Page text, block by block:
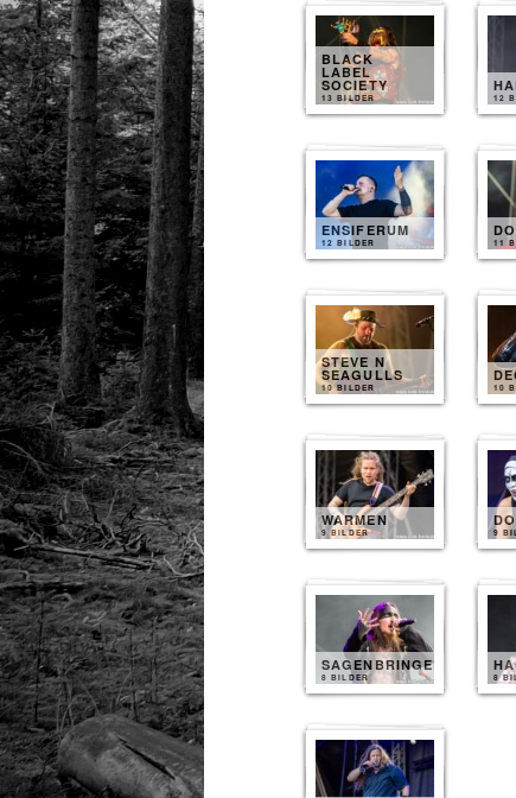
BLACK
LABEL
SOCIETY
13 BILDER 12
ENSIFERUM
12 BILDER 11
STEVE N
SEAGULLS
10 BILDER 10
WARMEN
9 BILDER 9
SAGENBRINGER
8 BILDER 8